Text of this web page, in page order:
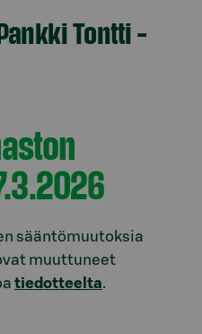
Tontti -
sääntömuutoksia
muuttuneet
tiedotteelta.